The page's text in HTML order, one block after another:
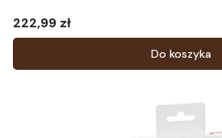
Cena
222,99 zł
Do koszyka